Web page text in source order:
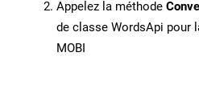
Appelez la méthode
de classe WordsApi pour
MOBI